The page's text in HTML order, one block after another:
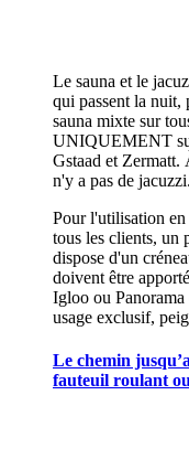
Le sauna et le
qui passent la nuit,
sauna mixte sur
UNIQUEMENT
Gstaad et
n'y a pas de jacuzzi.
Pour l'utilisation en
tous les clients, un
dispose d'un
doivent être
Igloo ou
usage exclusif,
Le chemin
fauteuil roulant